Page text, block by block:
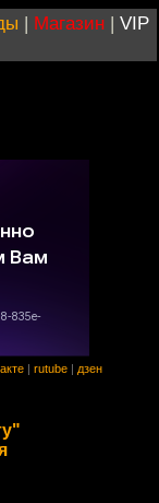
| Магазин | VIP
rutube дзен